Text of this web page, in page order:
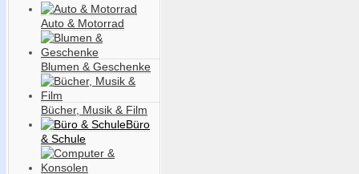
Auto & Motorrad
Blumen & Geschenke
Bücher, Musik & Film
Büro
& Schule